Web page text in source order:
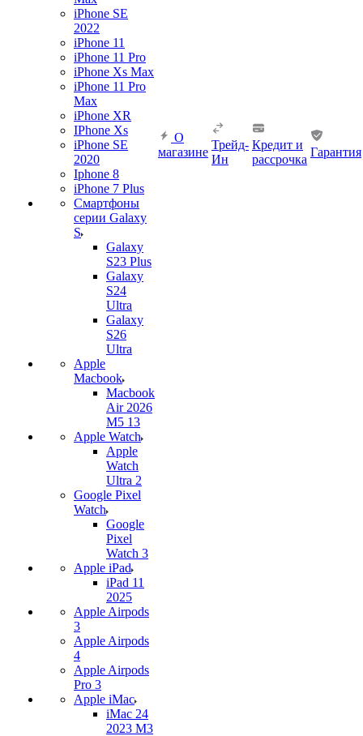
iPhone SE
2022
iPhone 11
iPhone 11 Pro
iPhone Xs Max
iPhone 11 Pro
Max
iPhone XR
IPhone Xs
iPhone SE
2020
Iphone 8
iPhone 7 Plus
Смартфоны
серии Galaxy
S
Galaxy
S23 Plus
Galaxy
S24
Ultra
Galaxy
S26
Ultra
Apple
Macbook
Macbook
Air 2026
M5 13
Apple Watch
Apple
Watch
Ultra 2
Google Pixel
Watch
Google
Pixel
Watch 3
Apple iPad
iPad 11
2025
Apple Airpods
3
Apple Airpods
4
Apple Airpods
Pro 3
Apple iMac
iMac 24
2023 M3
О
магазине
Трейд-
Ин
Кредит и
рассрочка
Гарантия